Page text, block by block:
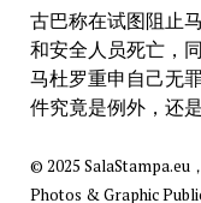
古巴称在试图阻止
和安全人员死亡，
马杜罗重申自己无
件究竟是例外，还
© 2025 SalaStampa.eu
Photos & Graphic